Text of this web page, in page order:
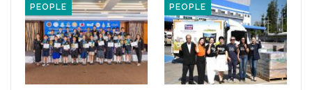
อำนวยการทรัพย์สินจุฬาลงกรณ์ โดยรับทราบถึงความท้าทายด้าน
จำนวนนักท่องเที่ยวต่างชาติจากภาวะเศรษฐกิจ และภาพลักษณ์
ด้านลบของย่านโดยเฉพาะราคาสินค้าสูงเกินจริง รวมถึงปัญหา
ต้นทุนสูงจากค่าเช่า และวัตถุดิบ ซึ่งส่งผลต่อการเดินทางเข้ามาท่อง
เที่ยวซ้ำ (Repeater) โดยเฉพาะกลุ่มนักท่องเที่ยวชาวไทย
PEOPLE PEOPLE